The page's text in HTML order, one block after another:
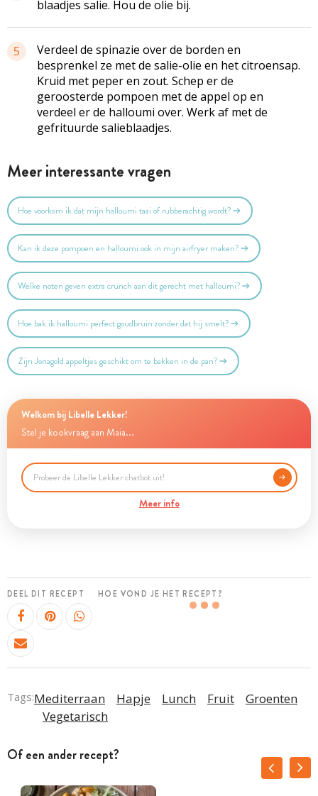
blaadjes salie. Hou de olie bij.
5
Verdeel de spinazie over de borden en
besprenkel ze met de salie-olie en het citroensap.
Kruid met peper en zout. Schep er de
geroosterde pompoen met de appel op en
verdeel er de halloumi over. Werk af met de
gefrituurde salieblaadjes.
Meer interessante vragen
Hoe voorkom ik dat mijn halloumi taai of rubberachtig wordt?
Kan ik deze pompoen en halloumi ook in mijn airfryer maken?
Welke noten geven extra crunch aan dit gerecht met halloumi?
Hoe bak ik halloumi perfect goudbruin zonder dat hij smelt?
Zijn Jonagold appeltjes geschikt om te bakken in de pan?
Welkom bij Libelle Lekker!
Stel je kookvraag aan Maia...
Meer info
DEEL DIT RECEPT HOE VOND JE HET RECEPT?
Tags:Mediterraan Hapje Lunch Fruit
Groenten
Vegetarisch
Of een ander recept?